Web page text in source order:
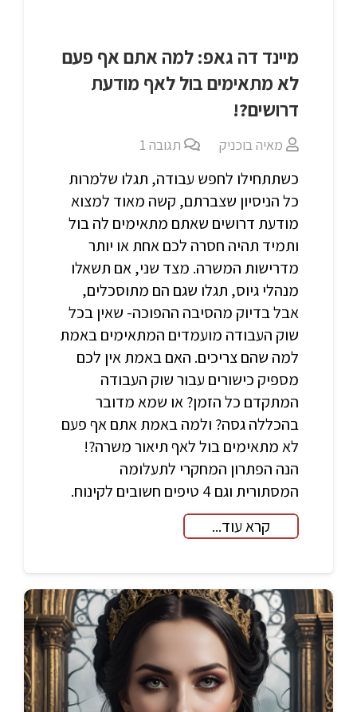
מיינד דה גאפ: למה אתם אף פעם
לא מתאימים בול לאף מודעת
דרושים?!
מאיה בוכניק תגובה1
כשתתחילו לחפש עבודה, תגלו שלמרות
כל הניסיון שצברתם, קשה מאוד למצוא
מודעת דרושים שאתם מתאימים לה בול
ותמיד תהיה חסרה לכם אחת או יותר
מדרישות המשרה. מצד שני, אם תשאלו
מנהלי גיוס, תגלו שגם הם מתוסכלים,
אבל בדיוק מהסיבה ההפוכה- שאין בכל
שוק העבודה מועמדים המתאימים באמת
למה שהם צריכים. האם באמת אין לכם
מספיק כישורים עבור שוק העבודה
המתקדם כל הזמן? או שמא מדובר
בהכללה גסה? ולמה באמת אתם אף פעם
לא מתאימים בול לאף תיאור משרה?!
הנה הפתרון המחקרי לתעלומה
המסתורית וגם 4 טיפים חשובים לקינוח.
קרא עוד...